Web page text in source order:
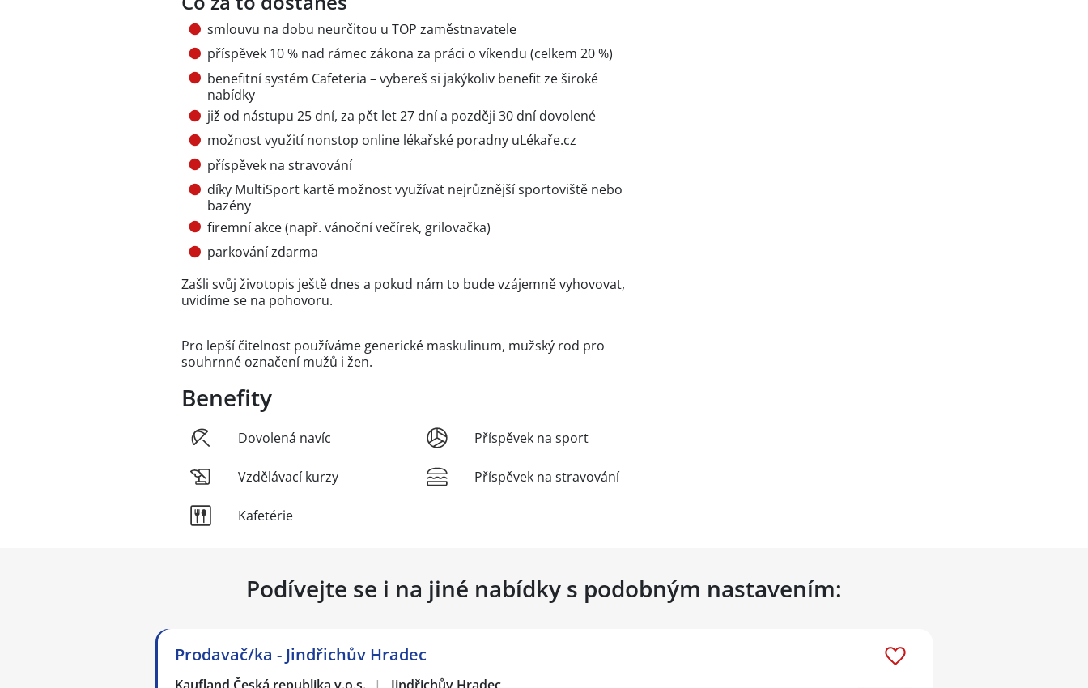
smlouvu na dobu neurčitou u TOP zaměstnavatele
příspěvek 10 % nad rámec zákona za práci o víkendu (celkem 20 %)
benefitní systém Cafeteria – vybereš si jakýkoliv benefit ze široké
nabídky
již od nástupu 25 dní, za pět let 27 dní a později 30 dní dovolené
možnost využití nonstop online lékařské poradny uLékaře.cz
příspěvek na stravování
díky MultiSport kartě možnost využívat nejrůznější sportoviště nebo
bazény
firemní akce (např. vánoční večírek, grilovačka)
parkování zdarma
Zašli svůj životopis ještě dnes a pokud nám to bude vzájemně vyhovovat,
uvidíme se na pohovoru.
Pro lepší čitelnost používáme generické maskulinum, mužský rod pro
souhrnné označení mužů i žen.
Benefity
Dovolená navíc
Vzdělávací kurzy
Kafetérie
Příspěvek na sport
Příspěvek na stravování
Podívejte se i na jiné nabídky s podobným nastavením:
Prodavač/ka - Jindřichův Hradec